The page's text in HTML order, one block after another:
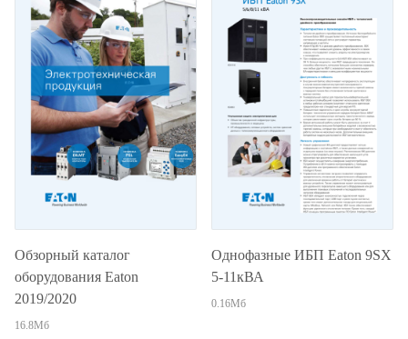
Обзорный каталог
оборудования Eaton
2019/2020
16.8Мб
Однофазные ИБП Eaton 9SX
5-11кВА
0.16Мб